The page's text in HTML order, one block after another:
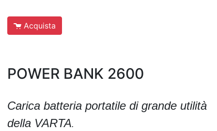
Acquista
POWER BANK 2600
Carica batteria portatile di grande utilità
della VARTA.